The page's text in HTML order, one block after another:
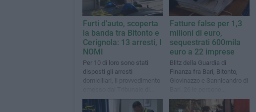
Furti d'auto, scoperta
la banda tra Bitonto e
Cerignola: 13 arresti, I
NOMI
Per 10 di loro sono stati
disposti gli arresti
domiciliari, il provvedimento
Foggia. Due i gruppi attivi
Fatture false per 1,3
milioni di euro,
sequestrati 600mila
euro a 22 imprese
Blitz della Guardia di
Finanza fra Bari, Bitonto,
Giovinazzo e Sannicandro di
denunciate alla Procura
della Repubblica